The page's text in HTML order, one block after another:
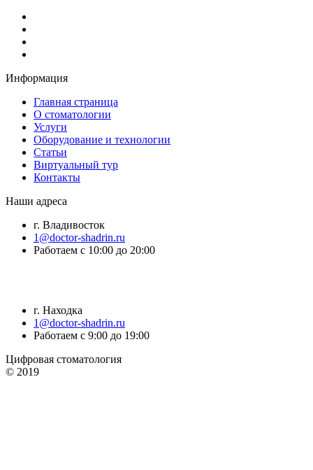
Информация
Главная страница
О стоматологии
Услуги
Оборудование и технологии
Статьи
Виртуальный тур
Контакты
Наши адреса
г. Владивосток
1@doctor-shadrin.ru
Работаем с 10:00 до 20:00
г. Находка
1@doctor-shadrin.ru
Работаем с 9:00 до 19:00
Цифровая стоматология
© 2019